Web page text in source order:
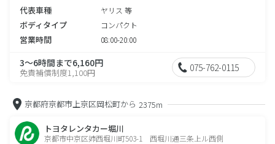
代表車種 ヤリス 等
ボディタイプ コンパクト
営業時間 08:00-20:00
3～6時間まで6,160円
免責補償制度1,100円 075-762-0115
京都府京都市上京区岡松町から 2375m
トヨタレンタカー堀川
京都市中京区姉西堀川町503-1 西堀川通三条上ル西側